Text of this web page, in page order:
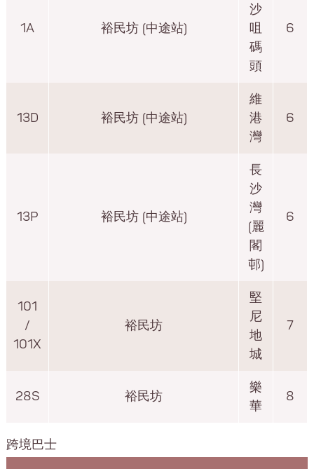
1A 裕民坊 (中途站)
沙
咀
碼
頭
6
13D 裕民坊 (中途站)
維
港
灣
6
13P 裕民坊 (中途站)
長
沙
灣
(麗
閣
邨)
6
101
/
101X
裕民坊
堅
尼
地
城
7
28S 裕民坊
樂
華
8
跨境巴士